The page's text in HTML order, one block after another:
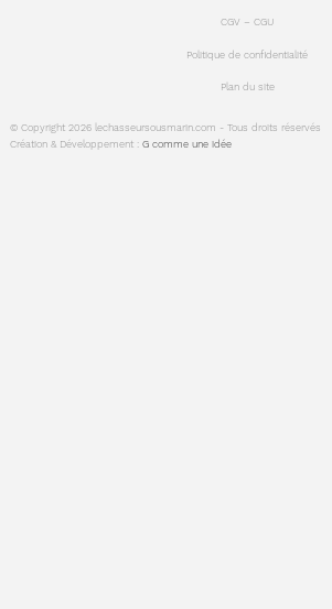
© Copyright 2026 lechasseursousmarin.com - Tous droits réservés
Création & Développement :G comme une idée
CGV – CGU
Politique de confidentialité
Plan du site